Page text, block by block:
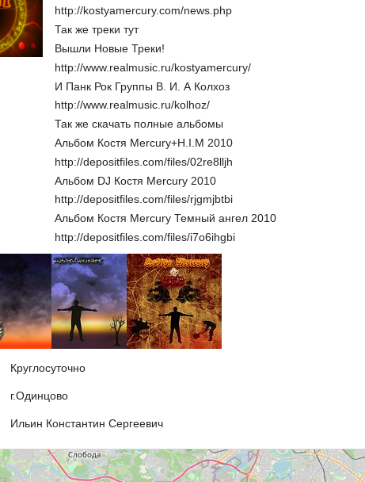
http://kostyamercury.com/news.php
Так же треки тут
Вышли Новые Треки!
http://www.realmusic.ru/kostyamercury/
И Панк Рок Группы В. И. А Колхоз
http://www.realmusic.ru/kolhoz/
Так же скачать полные альбомы
Альбом Костя Mercury+H.I.M 2010
http://depositfiles.com/files/02re8lljh
Альбом DJ Костя Mercury 2010
http://depositfiles.com/files/rjgmjbtbi
Альбом Костя Mercury Темный ангел 2010
http://depositfiles.com/files/i7o6ihgbi
Круглосуточно
г.Одинцово
Ильин Константин Сергеевич